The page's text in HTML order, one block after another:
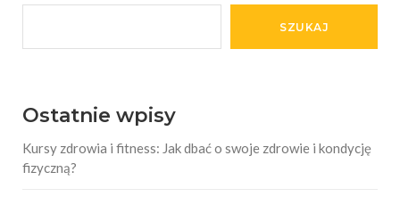
SZUKAJ
Ostatnie wpisy
Kursy zdrowia i fitness: Jak dbać o swoje zdrowie i kondycję
fizyczną?